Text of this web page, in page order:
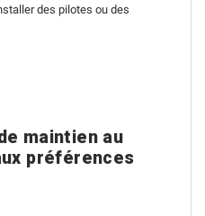
des pilotes ou des
maintien au
préférences